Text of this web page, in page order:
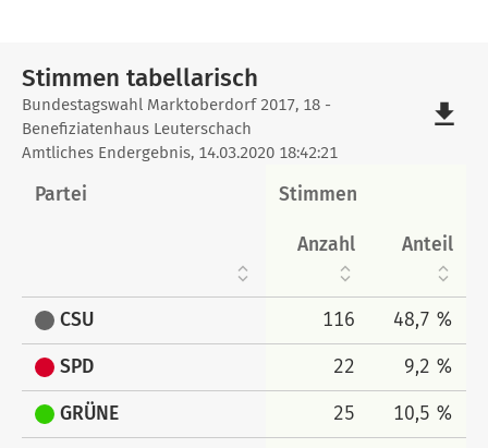
Stimmen tabellarisch
Stimmen
tabellarisch
Bundestagswahl Marktoberdorf 2017, 18 -
Benefiziatenhaus Leuterschach
Amtliches Endergebnis, 14.03.2020 18:42:21
file_download
Partei Stimmen
Anzahl Anteil
CSU 116 48,7 %
SPD 22 9,2 %
GRÜNE 25 10,5 %